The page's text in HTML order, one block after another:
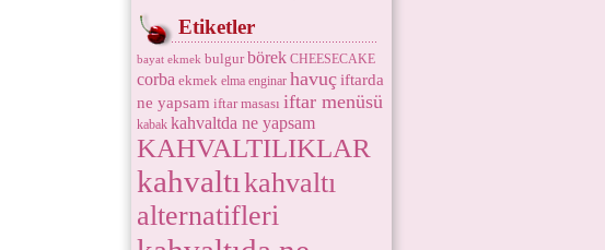
Etiketler
bayat ekmek bulgur börek CHEESECAKE
corba ekmek elma enginar havuçiftarda
ne yapsam iftar masası iftar menüsü
kabak kahvaltda ne yapsam
KAHVALTILIKLAR
kahvaltıkahvaltı
alternatifleri